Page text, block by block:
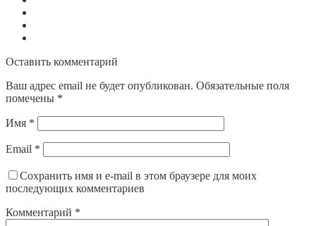
Оставить комментарий
Ваш адрес email не будет опубликован. Обязательные поля
помечены *
Имя *
Email *
Сохранить имя и e-mail в этом браузере для моих
последующих комментариев
Комментарий *